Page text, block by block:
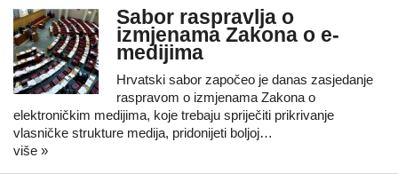
Sabor raspravlja o
izmjenama Zakona o e-
medijima
Hrvatski sabor započeo je danas zasjedanje
raspravom o izmjenama Zakona o
elektroničkim medijima, koje trebaju spriječiti prikrivanje
vlasničke strukture medija, pridonijeti boljoj…
više »